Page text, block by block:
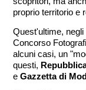
proprio territorio e
Quest'ultime,
Concorso
alcuni casi, un
questi,
eGazzetta di